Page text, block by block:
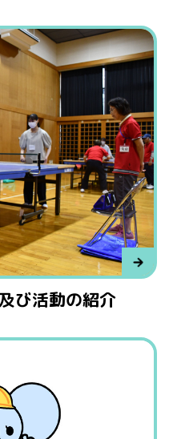
び活動の紹介